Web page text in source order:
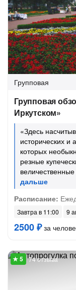
Групповая
Групповая
Иркутском»
«Здесь
исторических и
которых
резные
Расписание:
Завтра в 11:00 9
2500 ₽за
74 отзыва